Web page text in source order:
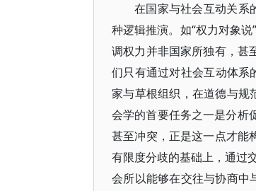
在国家与社会互动关系
种逻辑推演。如“权力对象
调权力并非国家所独有，甚
们只有通过对社会互动体系
家与草根组织，在道德与规
会学的首要任务之一是分析
甚至冲突，正是这一点才能
有限度分歧的基础上，通过
会所以能够在交往与协商中